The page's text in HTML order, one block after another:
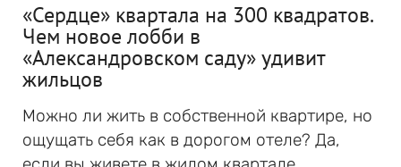
«Сердце» квартала на 300 квадратов.
Чем новое лобби в
«Александровском саду» удивит
жильцов
Можно ли жить в собственной квартире, но
ощущать себя как в дорогом отеле? Да,